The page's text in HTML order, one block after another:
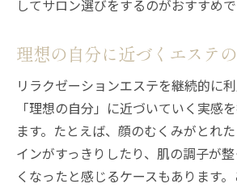
してサロン選びをするのがおすすめで
理想の自分に近づくエステ
リラクゼーションエステを継続的に利
「理想の自分」に近づいていく実感
ます。たとえば、顔のむくみがとれ
インがすっきりしたり、肌の調子が
くなったと感じるケースもあります。